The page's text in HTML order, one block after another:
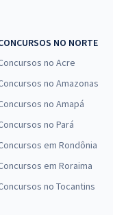
NO NORTE
no Acre
no Amazonas
no Amapá
no Pará
em Rondônia
em Roraima
no Tocantins